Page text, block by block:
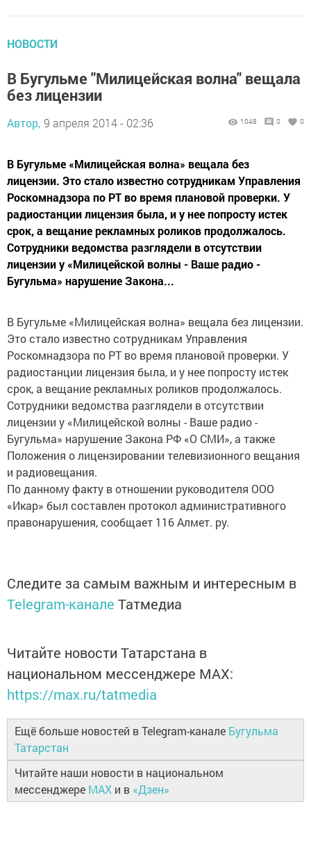
НОВОСТИ
В Бугульме "Милицейская волна" вещала
без лицензии
Автор, 9 апреля 2014 - 02:36 1048 0 0
В Бугульме «Милицейская волна» вещала без
лицензии. Это стало известно сотрудникам Управления
Роскомнадзора по РТ во время плановой проверки. У
радиостанции лицензия была, и у нее попросту истек
срок, а вещание рекламных роликов продолжалось.
Сотрудники ведомства разглядели в отсутствии
лицензии у «Милицейской волны - Ваше радио -
Бугульма» нарушение Закона...
В Бугульме «Милицейская волна» вещала без лицензии.
Это стало известно сотрудникам Управления
Роскомнадзора по РТ во время плановой проверки. У
радиостанции лицензия была, и у нее попросту истек
срок, а вещание рекламных роликов продолжалось.
Сотрудники ведомства разглядели в отсутствии
лицензии у «Милицейской волны - Ваше радио -
Бугульма» нарушение Закона РФ «О СМИ», а также
Положения о лицензировании телевизионного вещания
и радиовещания.
По данному факту в отношении руководителя ООО
«Икар» был составлен протокол административного
правонарушения, сообщает 116 Алмет. ру.
Следите за самым важным и интересным в
Telegram-канале Татмедиа
Читайте новости Татарстана в
национальном мессенджере MАХ:
https://max.ru/tatmedia
Ещё больше новостей в Telegram-канале Бугульма
Татарстан
Читайте наши новости в национальном
мессенджере MAX и в «Дзен»